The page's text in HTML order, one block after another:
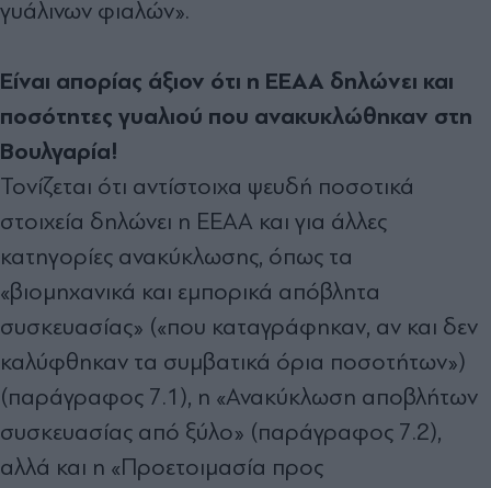
γυάλινων φιαλών».
Είναι απορίας άξιον ότι η ΕΕΑΑ δηλώνει και
ποσότητες γυαλιού που ανακυκλώθηκαν στη
Βουλγαρία!
Τονίζεται ότι αντίστοιχα ψευδή ποσοτικά
στοιχεία δηλώνει η ΕΕΑΑ και για άλλες
κατηγορίες ανακύκλωσης, όπως τα
«βιοµηχανικά και εµπορικά απόβλητα
συσκευασίας» («που καταγράφηκαν, αν και δεν
καλύφθηκαν τα συµβατικά όρια ποσοτήτων»)
(παράγραφος 7.1), η «Ανακύκλωση αποβλήτων
συσκευασίας από ξύλο» (παράγραφος 7.2),
αλλά και η «Προετοιµασία προς